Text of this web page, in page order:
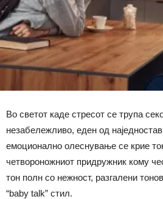
Во светот каде стресот се трупа
незабележливо, еден од
емоционално олеснување се крие
четвороножниот придружник кому
тон полн со нежност, разгалени
“baby talk” стил.